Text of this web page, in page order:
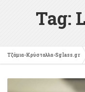
Tag:
Τζάμια-Κρύσταλλα-Sglass.gr